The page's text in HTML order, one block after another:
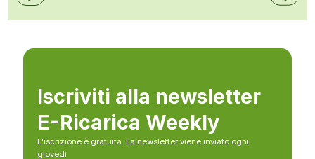
Iscriviti alla newsletter
E-Ricarica Weekly
L’iscrizione è gratuita. La newsletter viene inviato ogni
giovedì